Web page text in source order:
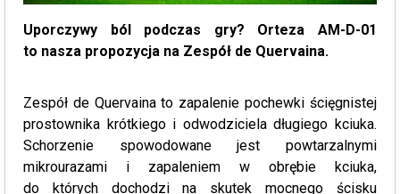
Uporczywy ból podczas gry? Orteza AM-D-01
to nasza propozycja na Zespół de Quervaina.
Zespół de Quervaina to zapalenie pochewki ścięgnistej
prostownika krótkiego i odwodziciela długiego kciuka.
Schorzenie spowodowane jest powtarzalnymi
mikrourazami i zapaleniem w obrębie kciuka,
do których dochodzi na skutek mocnego ścisku